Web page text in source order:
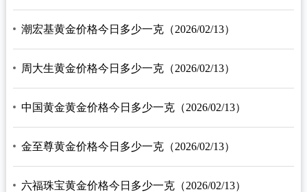
潮宏基黄金价格今日多少一克（2026/02/13）
周大生黄金价格今日多少一克（2026/02/13）
中国黄金黄金价格今日多少一克（2026/02/13）
金至尊黄金价格今日多少一克（2026/02/13）
六福珠宝黄金价格今日多少一克（2026/02/13）